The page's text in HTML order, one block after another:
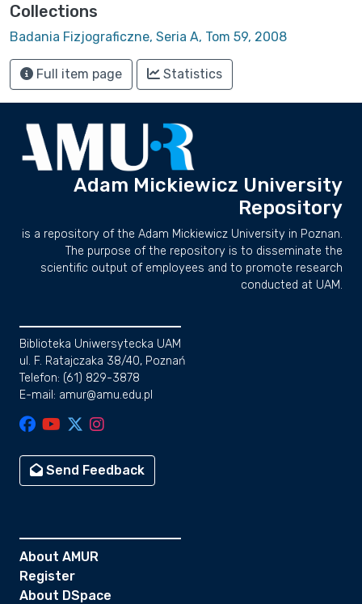
Collections
Badania Fizjograficzne, Seria A, Tom 59, 2008
Full item page Statistics
Adam Mickiewicz University
Repository
is a repository of the Adam Mickiewicz University in Poznan.
The purpose of the repository is to disseminate the
scientific output of employees and to promote research
conducted at UAM.
Biblioteka Uniwersytecka UAM
ul. F. Ratajczaka 38/40, Poznań
Telefon: (61) 829-3878
E-mail: amur@amu.edu.pl
Send Feedback
About AMUR
Register
About DSpace